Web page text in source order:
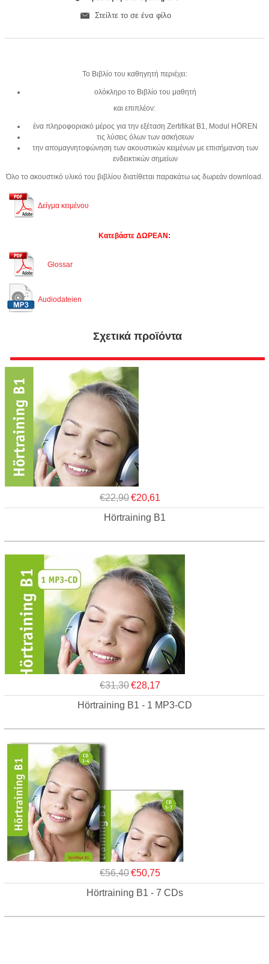
Το Βιβλίο του καθηγητή περιέχει:
ολόκληρο το Βιβλίο του μαθητή
και επιπλέον:
ένα πληροφοριακό μέρος για την εξέταση Zertifikat B1, Modul HÖREN
τις λύσεις όλων των ασκήσεων
την απομαγνητοφώνηση των ακουστικών κειμένων με επισήμανση των
ενδεικτικών σημείων
Όλο το ακουστικό υλικό του βιβλίου διατίθεται παρακάτω ως δωρεάν download.
Δείγμα κειμένου
Κατεβάστε ΔΩΡΕΑΝ:
Glossar
Audiodateien
Σχετικά προϊόντα
€22,90€20,61
Hörtraining B1
€31,30€28,17
Hörtraining B1 - 1 MP3-CD
€56,40€50,75
Hörtraining B1 - 7 CDs